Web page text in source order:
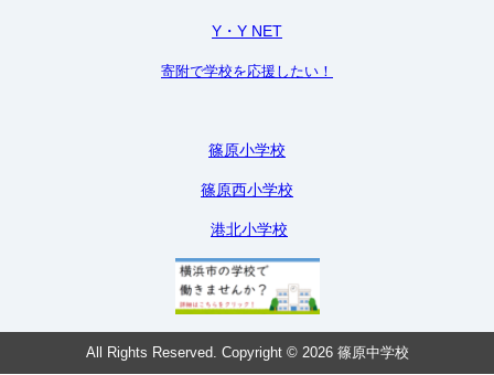
Y・Y NET
寄附で学校を応援したい！
篠原小学校
篠原西小学校
港北小学校
All Rights Reserved. Copyright © 2026 篠原中学校